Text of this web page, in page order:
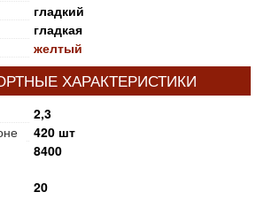
гладкий
гладкая
желтый
ХАРАКТЕРИСТИКИ
2,3
420 шт
8400
20